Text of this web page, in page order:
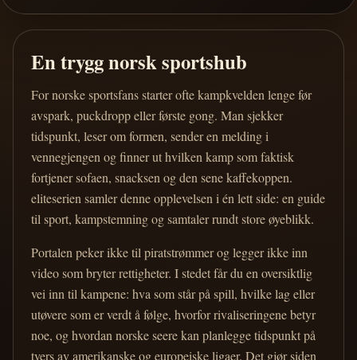
En trygg norsk sportshub
For norske sportsfans starter ofte kampkvelden lenge før
avspark, puckdropp eller første gong. Man sjekker
tidspunkt, leser om formen, sender en melding i
vennegjengen og finner ut hvilken kamp som faktisk
fortjener sofaen, snacksen og den sene kaffekoppen.
eliteserien samler denne opplevelsen i én lett side: en guide
til sport, kampstemning og samtaler rundt store øyeblikk.
Portalen peker ikke til piratstrømmer og legger ikke inn
video som bryter rettigheter. I stedet får du en oversiktlig
vei inn til kampene: hva som står på spill, hvilke lag eller
utøvere som er verdt å følge, hvorfor rivaliseringene betyr
noe, og hvordan norske seere kan planlegge tidspunkt på
tvers av amerikanske og europeiske ligaer. Det gjør siden